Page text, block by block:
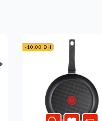
-10,00 DH